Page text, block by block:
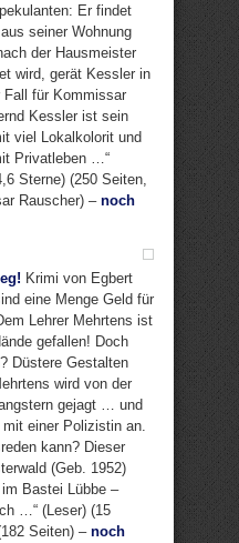
Er findet
seiner Wohnung
der Hausmeister
wird, gerät Kessler in
für Kommissar
Kessler ist sein
viel Lokalkolorit und
Privatleben …“
Sterne) (250 Seiten,
Rauscher) – noch
Krimi von Egbert
eine Menge Geld für
Lehrer Mehrtens ist
gefallen! Doch
Düstere Gestalten
wird von der
gejagt … und
einer Polizistin an.
kann? Dieser
(Geb. 1952)
Bastei Lübbe –
…“ (Leser) (15
Seiten) – noch